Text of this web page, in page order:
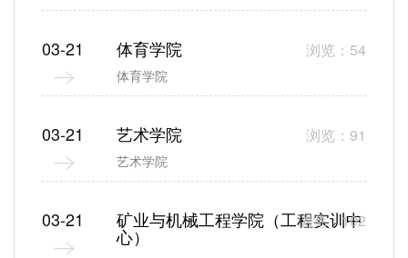
体育学院 浏览：54
体育学院
03-21
艺术学院 浏览：91
艺术学院
03-21
矿业与机械工程学院（工程实训中
心）
浏览：102
03-21